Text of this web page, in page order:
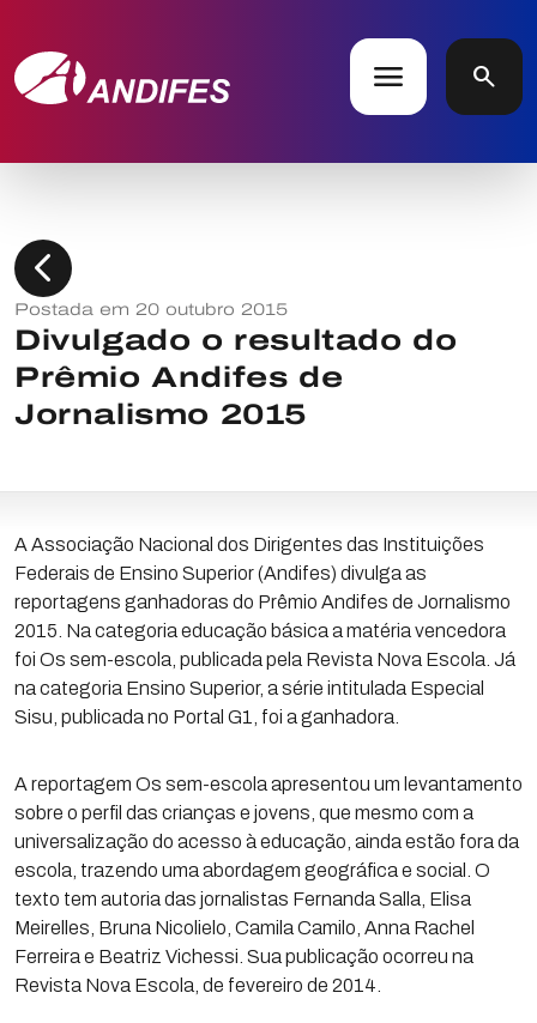
menu search
chevron_left
Postada em 20 outubro 2015
Divulgado o resultado do
Prêmio Andifes de
Jornalismo 2015
A Associação Nacional dos Dirigentes das Instituições
Federais de Ensino Superior (Andifes) divulga as
reportagens ganhadoras do Prêmio Andifes de Jornalismo
2015. Na categoria educação básica a matéria vencedora
foi Os sem-escola, publicada pela Revista Nova Escola. Já
na categoria Ensino Superior, a série intitulada Especial
Sisu, publicada no Portal G1, foi a ganhadora.
A reportagem Os sem-escola apresentou um levantamento
sobre o perfil das crianças e jovens, que mesmo com a
universalização do acesso à educação, ainda estão fora da
escola, trazendo uma abordagem geográfica e social. O
texto tem autoria das jornalistas Fernanda Salla, Elisa
Meirelles, Bruna Nicolielo, Camila Camilo, Anna Rachel
Ferreira e Beatriz Vichessi. Sua publicação ocorreu na
Revista Nova Escola, de fevereiro de 2014.